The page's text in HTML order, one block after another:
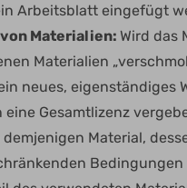
Arbeitsblatt eingefügt
Materialien: Wird das
Materialien
neues, eigenständiges
Gesamtlizenz
Material,